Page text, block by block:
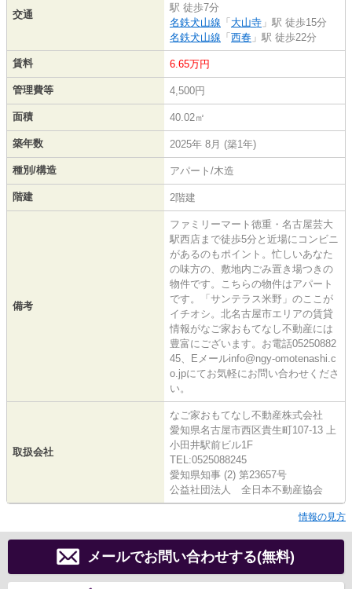
交通
駅 徒歩7分
名鉄犬山線 「 大山寺 」駅 徒歩15分
名鉄犬山線 「 西春 」駅 徒歩22分
賃料 6.65万円
管理費等 4,500円
面積 40.02㎡
築年数 2025年 8月 (築1年)
種別/構造 アパート/木造
階建 2階建
備考
ファミリーマート徳重・名古屋芸大
駅西店まで徒歩5分と近場にコンビニ
があるのもポイント。忙しいあなた
の味方の、敷地内ごみ置き場つきの
物件です。こちらの物件はアパート
です。「サンテラス米野」のここが
イチオシ。北名古屋市エリアの賃貸
情報がなご家おもてなし不動産には
豊富にございます。お電話05250882
45、Eメールinfo@ngy-omotenashi.c
o.jpにてお気軽にお問い合わせくださ
い。
取扱会社
なご家おもてなし不動産株式会社
愛知県名古屋市西区貴生町107-13 上
小田井駅前ビル1F
TEL:0525088245
愛知県知事 (2) 第23657号
公益社団法人 全日本不動産協会
情報の見方
メールでお問い合わせする(無料)